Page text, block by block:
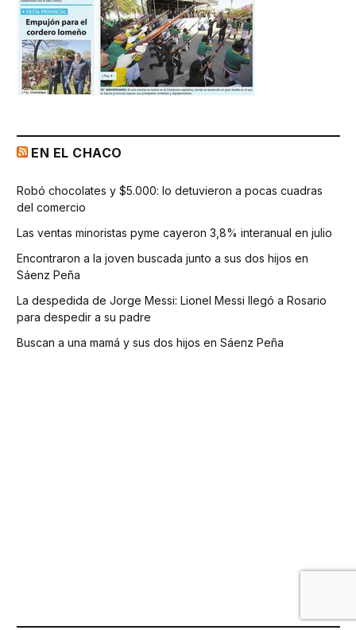
EN EL CHACO
Robó chocolates y $5.000: lo detuvieron a pocas cuadras
del comercio
Las ventas minoristas pyme cayeron 3,8% interanual en julio
Encontraron a la joven buscada junto a sus dos hijos en
Sáenz Peña
La despedida de Jorge Messi: Lionel Messi llegó a Rosario
para despedir a su padre
Buscan a una mamá y sus dos hijos en Sáenz Peña